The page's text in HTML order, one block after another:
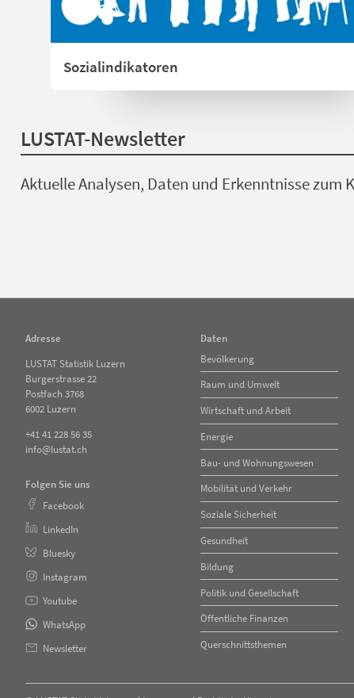
Sozialindikatoren
LUSTAT-Newsletter
Aktuelle Analysen, Daten und Erkenntnisse
Adresse
LUSTAT Statistik Luzern
Burgerstrasse 22
Postfach 3768
6002 Luzern
+41 41 228 56 35
info@lustat.ch
Folgen Sie uns
Facebook
LinkedIn
Bluesky
Instagram
Youtube
WhatsApp
Newsletter
Daten
überspringen
Bevölkerung
Raum und Umwelt
Wirtschaft und Arbeit
Energie
Bau- und Wohnungswesen
Mobilität und Verkehr
Soziale Sicherheit
Gesundheit
Bildung
Politik und Gesellschaft
Öffentliche Finanzen
Querschnittsthemen